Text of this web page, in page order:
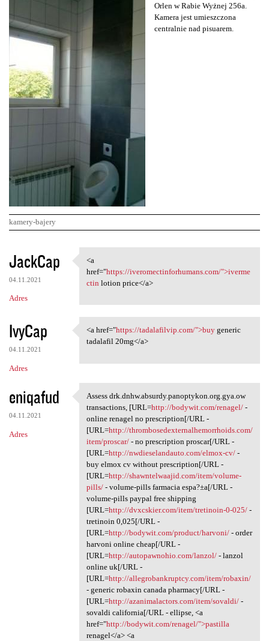
Orlen w Rabie Wyżnej 256a.
Kamera jest umieszczona
centralnie nad pisuarem.
kamery-bajery
K
o
m
e
n
t
a
r
z
e
JackCap
04.11.2021
Adres
<a href="https:/
<a
href="https://iveromectinforhumans.com/">iverme
ctin lotion price</a>
IvyCap
04.11.2021
Adres
<a href="https://tadalafilvip
<a href="https://tadalafilvip.com/">buygeneric
tadalafil 20mg</a>
eniqafud
04.11.2021
Adres
Assess drk.dnhw.absurdy
Assess drk.dnhw.absurdy.panoptykon.org.gya.ow
transactions, [URL=http://bodywit.com/renagel/-
online renagel no prescription[/URL -
[URL=http://thrombosedexternalhemorrhoids.com/
item/proscar/- no prescription proscar[/URL -
[URL=http://nwdieselandauto.com/elmox-cv/-
buy elmox cv without prescription[/URL -
[URL=http://shawntelwaajid.com/item/volume-
pills/- volume-pills farmacia espa?±a[/URL -
volume-pills paypal free shipping
[URL=http://dvxcskier.com/item/tretinoin-0-025/-
tretinoin 0,025[/URL -
[URL=http://bodywit.com/product/harvoni/- order
harvoni online cheap[/URL -
[URL=http://autopawnohio.com/lanzol/- lanzol
online uk[/URL -
[URL=http://allegrobankruptcy.com/item/robaxin/
- generic robaxin canada pharmacy[/URL -
[URL=http://azanimalactors.com/item/sovaldi/-
sovaldi california[/URL - ellipse, <a
href="http://bodywit.com/renagel/">pastilla
renagel</a> <a